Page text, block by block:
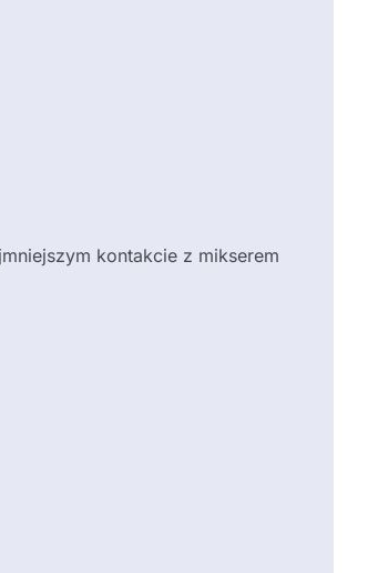
kontakcie z mikserem